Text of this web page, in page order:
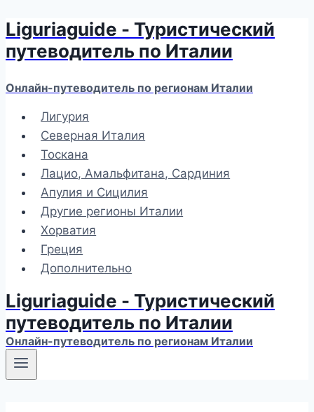
Перейти
к
содержимому
Liguriaguide - Туристический
путеводитель по Италии
Онлайн-путеводитель по регионам Италии
Лигурия
Северная Италия
Тоскана
Лацио, Амальфитана, Сардиния
Апулия и Сицилия
Другие регионы Италии
Хорватия
Греция
Дополнительно
Liguriaguide - Туристический
путеводитель по Италии
Онлайн-путеводитель по регионам Италии